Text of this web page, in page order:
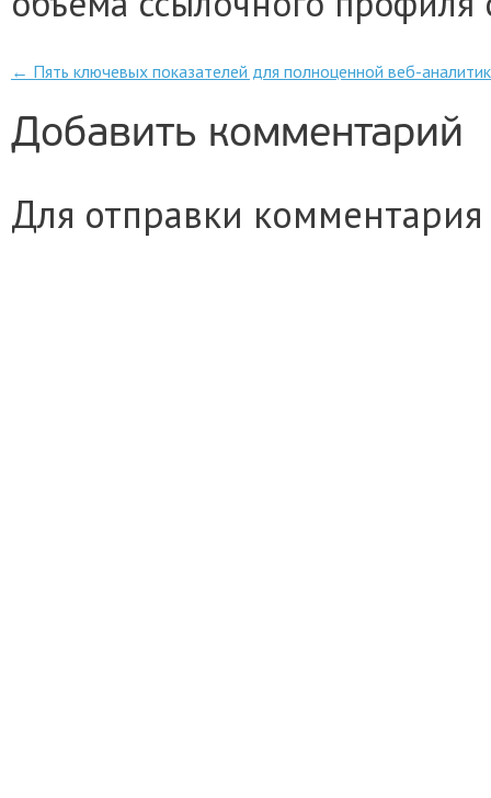
Post navigation
← Пять ключевых показателей для полноценной веб-
Добавить комментарий
Для отправки